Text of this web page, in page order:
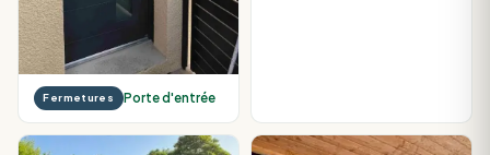
Fermetures Porte d'entrée